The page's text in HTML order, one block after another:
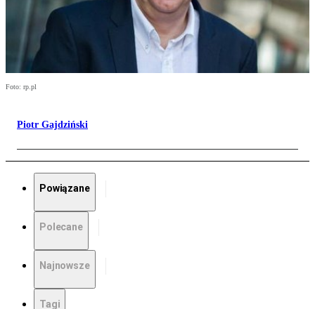
Foto: rp.pl
Piotr Gajdziński
Powiązane
Polecane
Najnowsze
Tagi